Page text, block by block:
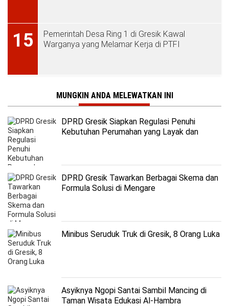
15
Pemerintah Desa Ring 1 di Gresik Kawal
Warganya yang Melamar Kerja di PTFI
MUNGKIN ANDA MELEWATKAN INI
DPRD Gresik Siapkan Regulasi Penuhi
Kebutuhan Perumahan yang Layak dan
DPRD Gresik Tawarkan Berbagai Skema dan
Formula Solusi di Mengare
Minibus Seruduk Truk di Gresik, 8 Orang Luka
Asyiknya Ngopi Santai Sambil Mancing di
Taman Wisata Edukasi Al-Hambra